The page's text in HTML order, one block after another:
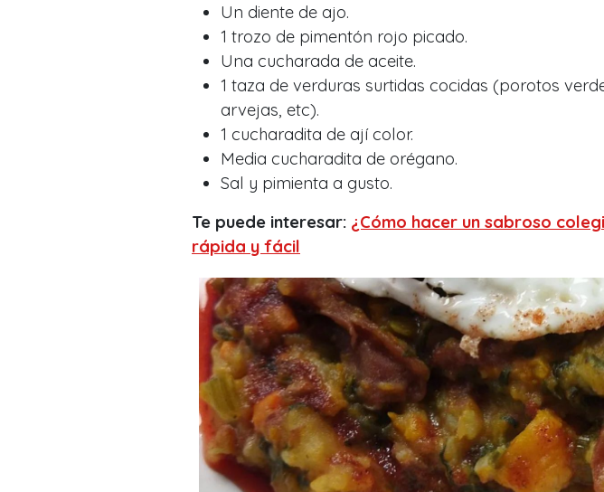
Un diente de ajo.
1 trozo de pimentón rojo picado.
Una cucharada de aceite.
1 taza de verduras surtidas cocidas (porotos
arvejas, etc).
1 cucharadita de ají color.
Media cucharadita de orégano.
Sal y pimienta a gusto.
Te puede interesar: ¿Cómo hacer un sabroso
rápida y fácil